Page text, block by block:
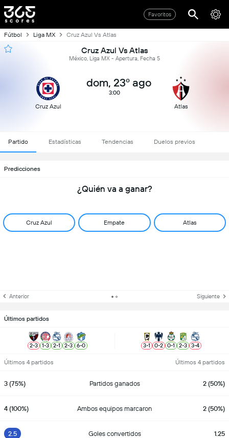
Favoritos
Fútbol Liga MX Cruz Azul Vs Atlas
Cruz Azul Vs Atlas
México, Liga MX - Apertura, Fecha 5
Cruz Azul
dom, 23º ago
3:00
Atlas
Partido Estadísticas Tendencias Duelos previos
Predicciones
¿Quién va a ganar?
Cruz Azul Empate Atlas
Anterior Siguiente
Últimos partidos
2-3 1-3 2-1 2-3 6-0 3-1 0-2 0-1 2-3 3-4
Últimos 4 partidos Últimos 4 partidos
3 (75%) Partidos ganados 2 (50%)
4 (100%) Ambos equipos marcaron 2 (50%)
2.5 Goles convertidos 1.25